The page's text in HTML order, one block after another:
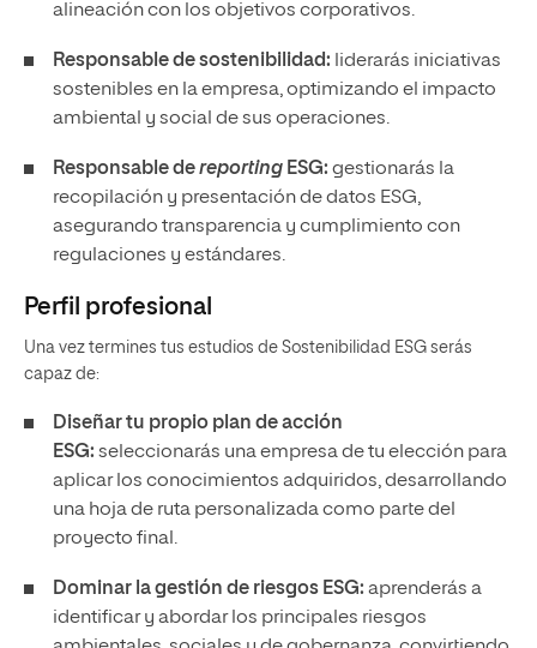
alineación con los objetivos corporativos.
Responsable de sostenibilidad: liderarás iniciativas
sostenibles en la empresa, optimizando el impacto
ambiental y social de sus operaciones.
Responsable dereporting ESG: gestionarás la
recopilación y presentación de datos ESG,
asegurando transparencia y cumplimiento con
regulaciones y estándares.
Perfil profesional
Una vez termines tus estudios de Sostenibilidad ESG serás
capaz de:
Diseñar tu propio plan de acción
ESG: seleccionarás una empresa de tu elección para
aplicar los conocimientos adquiridos, desarrollando
una hoja de ruta personalizada como parte del
proyecto final.
Dominar la gestión de riesgos ESG: aprenderás a
identificar y abordar los principales riesgos